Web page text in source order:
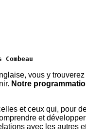
vous y
Notre
et ceux qui, pour
et
avec les autres